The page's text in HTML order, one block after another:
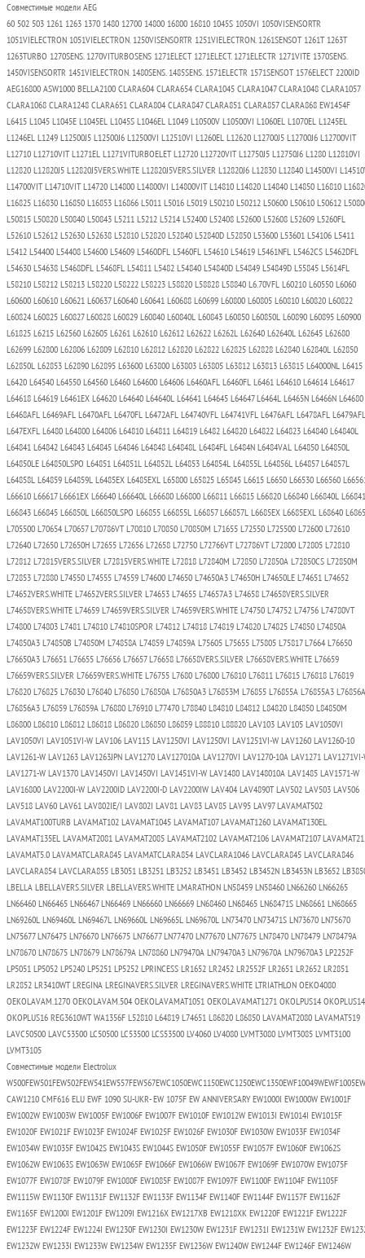
Совместимые модели AEG
60 502 503 1261 1263 1370 1480 12700 14800 16800 16810 1045S 1050VI 1050VISENSORTR
1051VIELECTRON 1051VIELECTRON. 1250VISENSORTR 1251VIELECTRON. 1261SENSOT 1261T 1263T
1263TURBO 1270SENS. 1270VITURBOSENS 1271ELECT 1271ELECT. 1271ELECTR 1271VITE 1370SENS.
1450VISENSORTR 1451VIELECTRON. 1480SENS. 1485SENS. 1571ELECTR 1571SENSOT 1576ELECT 2200ID
AEG16800 ASW1000 BELLA2100 CLARA604 CLARA654 CLARA1045 CLARA1047 CLARA1048 CLARA1057
CLARA1068 CLARA1248 CLARA651 CLARA804 CLARA847 CLARA851 CLARA857 CLARA868 EW1454F
L6415 L1045 L1045E L1045EL L1045S L1046EL L1049 L10500V L10500VI L1060EL L1070EL L1245EL
L1246EL L1249 L12500J5 L12500J6 L12500VI L12510VI L1260EL L12620 L12700J5 L12700J6 L12700VIT
L12710 L12710VIT L1271EL L1271VITURBOELET L12720 L12720VIT L12750J5 L12750J6 L1280 L12810VI
L12820 L12820J5 L12820J5VERS.WHITE L12820J5VERS.SILVER L12820J6 L12830 L12840 L14500VI
L14700VIT L14710VIT L14720 L14800 L14800VI L14800VIT L14810 L14820 L14840 L14850 L16810
L16825 L16830 L16850 L16853 L16866 L5011 L5016 L5019 L50210 L50212 L50600 L50610 L50612
L50815 L50820 L50840 L50843 L5211 L5212 L5214 L52400 L52408 L52600 L52608 L52609 L5260FL
L52610 L52612 L52630 L52638 L52810 L52820 L52840 L52840D L52850 L53600 L53601 L54106 L5411
L5412 L54400 L54408 L54600 L54609 L5460DFL L5460FL L54610 L54619 L5461NFL L5462CS L5462DFL
L54630 L54638 L5468DFL L5468FL L54811 L5482 L54840 L54840D L54849 L54849D L55845 L5614FL
L58210 L58212 L58213 L58220 L58222 L58223 L58820 L58828 L58840 L6.70VFL L60210 L60550 L6060
L60600 L60610 L60621 L60637 L60640 L60641 L60688 L60699 L60800 L60805 L60810 L60820 L60822
L60824 L60825 L60827 L60828 L60829 L60840 L60840L L60843 L60850 L60850L L60890 L60895 L60900
L61825 L6215 L62560 L62605 L6261 L62610 L62612 L62622 L6262L L62640 L62640L L62645 L62680
L62699 L62800 L62806 L62809 L62810 L62812 L62820 L62822 L62825 L62828 L62840 L62840L L62850
L62850L L62853 L62890 L62895 L63600 L63800 L63803 L63805 L63812 L63813 L63815 L64000NL L6415
L6420 L64540 L64550 L64560 L6460 L64600 L64606 L6460AFL L6460FL L6461 L64610 L64614 L64617
L64618 L64619 L6461EX L64620 L64640 L64640L L64641 L64645 L64647 L6464L L6465N L6466N L64680
L6468AFL L6469AFL L6470AFL L6470FL L6472AFL L64740VFL L64741VFL L6476AFL L6478AFL L6479AFL
L647EXFL L6480 L64800 L64806 L64810 L64811 L64819 L6482 L64820 L64822 L64823 L64840 L64840L
L64841 L64842 L64843 L64845 L64846 L64848 L64848L L6484FL L6484N L6484VAL L64850 L64850L
L64850LE L64850LSPO L64851 L64851L L64852L L64853 L64854L L64855L L64856L L64857 L64857L
L64858L L64859 L64859L L6485EX L6485EXL L65800 L65825 L65845 L6615 L6650 L66530 L66560
L66610 L66617 L6661EX L66640 L66640L L66680 L66800 L66811 L66815 L66820 L66840 L66840L L66841
L66843 L66845 L66850L L66850LSPO L66855 L66855L L66857 L66857L L6685EX L6685EXL L68640
L705500 L70654 L70657 L70786VT L70810 L70850 L70850M L71655 L72550 L725500 L72600 L72610
L72640 L72650 L72650H L72655 L72656 L72658 L72750 L72766VT L72786VT L72800 L72805 L72810
L72812 L72815VERS.SILVER L72815VERS.WHITE L72818 L72840M L72850 L72850A L72850CS L72850M
L72853 L72880 L74550 L74555 L74559 L74600 L74650 L74650A3 L74650H L74650LE L74651 L74652
L74652VERS.WHITE L74652VERS.SILVER L74653 L74655 L74657A3 L74658 L74658VERS.SILVER
L74658VERS.WHITE L74659 L74659VERS.SILVER L74659VERS.WHITE L74750 L74752 L74756 L74780VT
L74800 L74803 L7481 L74810 L74810SPOR L74812 L74818 L74819 L74820 L74825 L74850 L74850A
L74850A3 L74850B L74850M L74858A L74859 L74859A L75605 L75655 L75805 L75817 L7664 L76650
L76650A3 L76651 L76655 L76656 L76657 L76658 L76658VERS.SILVER L76658VERS.WHITE L76659
L76659VERS.SILVER L76659VERS.WHITE L76755 L7680 L76800 L76810 L76811 L76815 L76818 L76819
L76820 L76825 L76830 L76840 L76850 L76850A L76850A3 L76853M L76855 L76855A L76855A3 L76856A
L76856A3 L76859 L76859A L76880 L76910 L77470 L78840 L84810 L84812 L84820 L84850 L84850M
L86800 L86810 L86812 L86818 L86820 L86850 L86859 L88810 L88820 LAV103 LAV105 LAV1050VI
LAV1050VI LAV1051VI-W LAV106 LAV115 LAV1250VI LAV1250VI LAV1251VI-W LAV1260 LAV1260-10
LAV1261-W LAV1263 LAV1263JPN LAV1270 LAV127010A LAV1270VI LAV1270-10A LAV1271 LAV1271VI-
LAV1271-W LAV1370 LAV1450VI LAV1450VI LAV1451VI-W LAV1480 LAV148010A LAV1485 LAV1571-W
LAV16800 LAV2200I-W LAV2200ID LAV2200I-D LAV2200IW LAV404 LAV4890T LAV502 LAV503 LAV506
LAV518 LAV60 LAV61 LAV802IE/I LAV802I LAV81 LAV83 LAV85 LAV95 LAV97 LAVAMAT502
LAVAMAT100TURB LAVAMAT102 LAVAMAT1045 LAVAMAT107 LAVAMAT1260 LAVAMAT130EL
LAVAMAT135EL LAVAMAT2081 LAVAMAT2085 LAVAMAT2102 LAVAMAT2106 LAVAMAT2107
LAVAMAT5.0 LAVAMATCLARA845 LAVAMATCLARA854 LAVCLARA1046 LAVCLARA845 LAVCLARA846
LAVCLARA854 LAVCLARA855 LB3051 LB3251 LB3252 LB3451 LB3452 LB3452N LB3453N LB3652
LBELLA LBELLAVERS.SILVER LBELLAVERS.WHITE LMARATHON LN58459 LN58460 LN66260 LN66265
LN66460 LN66465 LN66467 LN66469 LN66660 LN66669 LN68460 LN68465 LN68471S LN68661 LN68665
LN69260L LN69460L LN69467L LN69660L LN69665L LN69670L LN73470 LN73471S LN73670 LN75670
LN75677 LN76475 LN76670 LN76675 LN76677 LN77470 LN77670 LN77675 LN78470 LN78479 LN78479A
LN78670 LN78675 LN78679 LN78679A LN78860 LN79470A LN79470A3 LN79670A LN79670A3 LP2252F
LP5051 LP5052 LP5240 LP5251 LP5252 LPRINCESS LR1652 LR2452 LR2552F LR2651 LR2652 LR2851
LR2852 LR3410WT LREGINA LREGINAVERS.SILVER LREGINAVERS.WHITE LTRIATHLON OEKO4080
OEKOLAVAM.1270 OEKOLAVAM.504 OEKOLAVAMAT1051 OEKOLAVAMAT1271 OKOLPUS14 OKOPLUS14
OKOPLUS16 REG3610WT WA1356F L52810 L64819 L74651 L86820 L86850 LAVAMAT2080 LAVAMAT519
LAVC50500 LAVC53500 LC50500 LC53500 LCS53500 LV4060 LV4080 LVMT3080 LVMT3085 LVMT3100
LVMT3105
Совместимые модели Electrolux
CAW1210 CMF616 ELU EWF 1090 SU-UKR- EW 1075F EW ANNIVERSARY EW1000I EW1000W EW1001F
EW1002W EW1003W EW1005F EW1006F EW1007F EW1010F EW1012W EW1013I EW1014I EW1015F
EW1020F EW1021F EW1023F EW1024F EW1025F EW1026F EW1030F EW1030W EW1033F EW1034F
EW1034W EW1035F EW1042S EW1043S EW1044S EW1050F EW1055F EW1057F EW1060F EW1062S
EW1062W EW1063S EW1063W EW1065F EW1066F EW1066W EW1067F EW1069F EW1070W EW1075F
EW1077F EW1078F EW1079F EW1080F EW1085F EW1087F EW1097F EW1100F EW1104F EW1105F
EW1115W EW1130F EW1131F EW1132F EW1133F EW1134F EW1140F EW1144F EW1157F EW1162F
EW1165F EW1200I EW1201F EW1209I EW1216X EW1217XB EW1218XK EW1220F EW1221F EW1222F
EW1223F EW1224F EW1224I EW1230F EW1230I EW1230W EW1231F EW1231I EW1231W EW1232F
EW1232W EW1233I EW1233W EW1234W EW1235F EW1236W EW1240W EW1244F EW1246F EW1246W